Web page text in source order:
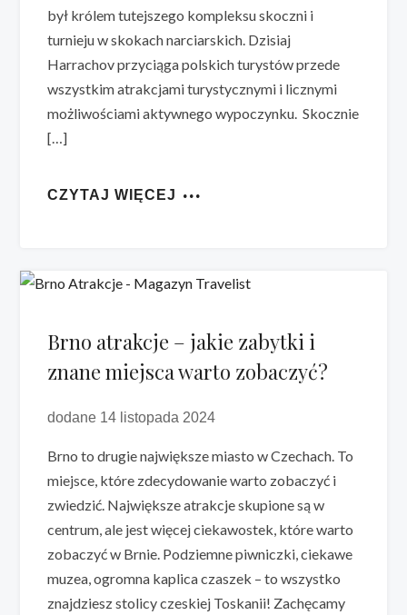
był królem tutejszego kompleksu skoczni i
turnieju w skokach narciarskich. Dzisiaj
Harrachov przyciąga polskich turystów przede
wszystkim atrakcjami turystycznymi i licznymi
możliwościami aktywnego wypoczynku. Skocznie
[…]
CZYTAJ WIĘCEJ
Brno atrakcje – jakie zabytki i
znane miejsca warto zobaczyć?
dodane 14 listopada 2024
Brno to drugie największe miasto w Czechach. To
miejsce, które zdecydowanie warto zobaczyć i
zwiedzić. Największe atrakcje skupione są w
centrum, ale jest więcej ciekawostek, które warto
zobaczyć w Brnie. Podziemne piwniczki, ciekawe
muzea, ogromna kaplica czaszek – to wszystko
znajdziesz stolicy czeskiej Toskanii! Zachęcamy